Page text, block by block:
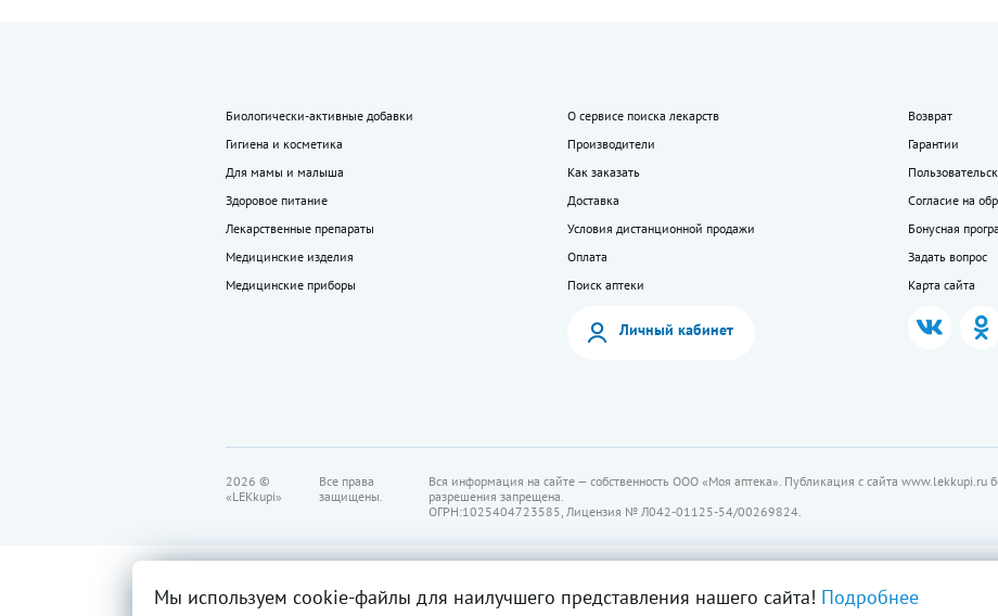
Биологически-активные добавки
Гигиена и косметика
Для мамы и малыша
Здоровое питание
Лекарственные препараты
Медицинские изделия
Медицинские приборы
О сервисе поиска лекарств
Производители
Как заказать
Доставка
Условия дистанционной продажи
Оплата
Поиск аптеки
Возврат
Гарантии
Согласие на
Бонусная
Задать вопрос
Карта сайта
Личный кабинет
2026 ©
«LEKkupi»
Все права
защищены.
Вся информация на сайте — собственность ООО «Моя аптека». Публикация с сайта www.lekkupi.ru
разрешения запрещена.
ОГРН:1025404723585, Лицензия № Л042-01125-54/00269824.
Мы используем cookie-файлы для наилучшего представления нашего сайта! Подробнее